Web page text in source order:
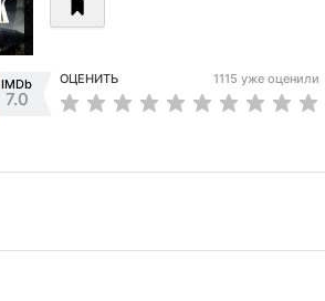
IMDb
7.0
ОЦЕНИТЬ 1115 уже оценили